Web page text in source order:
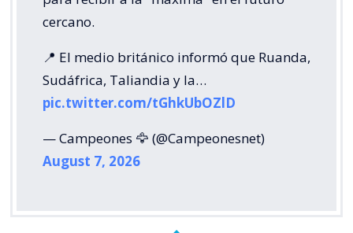
cercano.
📍 El medio británico informó que Ruanda,
Sudáfrica, Taliandia y la…
pic.twitter.com/tGhkUbOZlD
— Campeones 🦅 (@Campeonesnet)
August 7, 2026